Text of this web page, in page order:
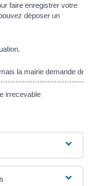
faire enregistrer votre
déposer un
la mairie demande des
irrecevable